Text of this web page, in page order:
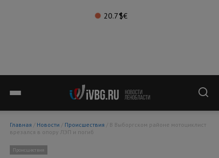
20.7°$€
Главная / Новости / Происшествия
врезался в опору ЛЭП и погиб
Происшествия